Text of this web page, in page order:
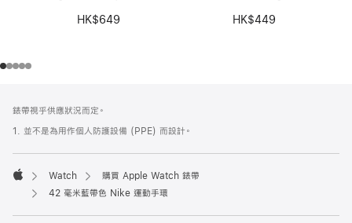
HK$649
- 鵝卵石粉色
HK$449
腳
腳
錶帶視乎供應狀況而定。
1. 並不是為用作個人防護設備 (PPE) 而設計。
Apple
Watch
購買 Apple Watch 錶帶
42 毫米藍帶色 Nike 運動手環